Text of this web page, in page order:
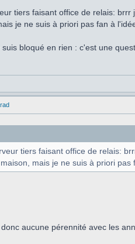
tiers faisant office de relais:
je ne suis à priori pas fan à
bloqué en rien : c'est une
tiers faisant office de relais:
mais je ne suis à priori pas
aucune pérennité avec les